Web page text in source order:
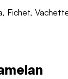
Fichet,